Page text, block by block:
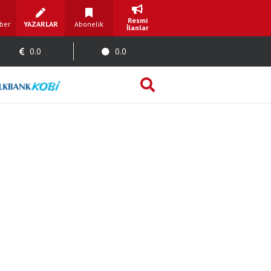
YAZARLAR Abonelik
Resmi
İlanlar
0.0 0.0